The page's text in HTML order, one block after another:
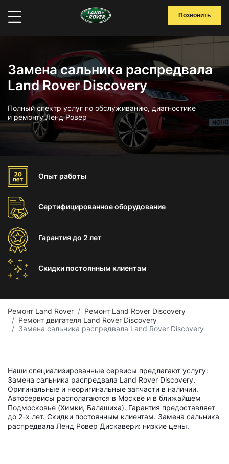
Позвонить
Замена сальника распредвала
Land Rover Discovery
Полный спектр услуг по обслуживанию, диагностике
и ремонту Ленд Ровер
Опыт работы
Сертифицированноеоборудование
Гарантиядо 2 лет
Скидки постоянным клиентам
Ремонт Land Rover
Ремонт Land Rover Discovery
Ремонт двигателя Land Rover Discovery
Замена сальника распредвала Land Rover Discovery
Наши специализированные сервисы предлагают услугу:
Замена сальника распредвала Land Rover Discovery.
Оригинальные и неоригинальные запчасти в наличии.
Автосервисы располагаются в Москве и в ближайшем
Подмосковье (Химки, Балашиха). Гарантия предоставляет
до 2-х лет. Скидки постоянным клиентам. Замена сальника
распредвала Ленд Ровер Дискавери: низкие цены.